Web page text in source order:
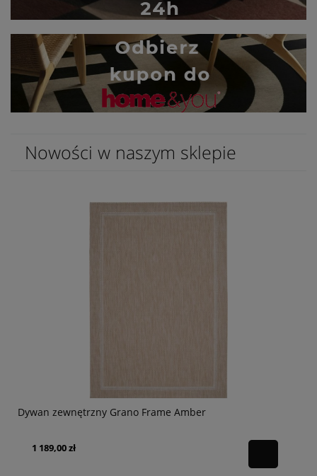
Nowości w naszym sklepie
Dywan zewnętrzny Grano Frame Amber
1 189,00 zł